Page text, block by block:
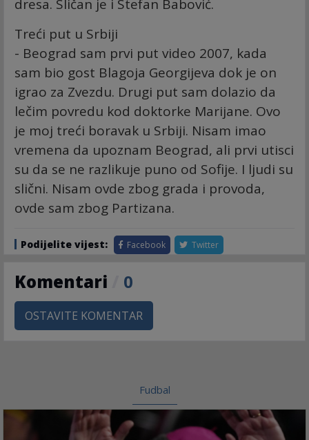
dresa. Sličan je i Stefan Babović.
Treći put u Srbiji
- Beograd sam prvi put video 2007, kada
sam bio gost Blagoja Georgijeva dok je on
igrao za Zvezdu. Drugi put sam dolazio da
lečim povredu kod doktorke Marijane. Ovo
je moj treći boravak u Srbiji. Nisam imao
vremena da upoznam Beograd, ali prvi utisci
su da se ne razlikuje puno od Sofije. I ljudi su
slični. Nisam ovde zbog grada i provoda,
ovde sam zbog Partizana.
Podijelite vijest: Facebook Twitter
Komentari 0
OSTAVITE KOMENTAR
Fudbal